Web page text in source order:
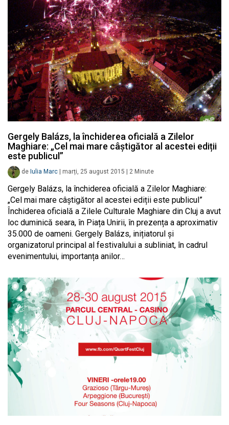
Gergely Balázs, la închiderea oficială a Zilelor
Maghiare: „Cel mai mare câștigător al acestei ediții
este publicul”
de Iulia Marc marți, 25 august 2015 2 Minute
Gergely Balázs, la închiderea oficială a Zilelor Maghiare:
„Cel mai mare câștigător al acestei ediții este publicul”
Închiderea oficială a Zilele Culturale Maghiare din Cluj a avut
loc duminică seara, în Piața Unirii, în prezența a aproximativ
35.000 de oameni. Gergely Balázs, inițiatorul și
organizatorul principal al festivalului a subliniat, în cadrul
evenimentului, importanța anilor…